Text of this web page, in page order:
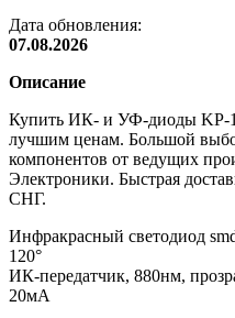
Дата обновления:
07.08.2026
Описание
Купить ИК- и УФ-диоды KP-
лучшим ценам. Большой
компонентов от ведущих
Электроники. Быстрая
СНГ.
Инфракрасный светодиод
120°
ИК-передатчик, 880нм,
20мА